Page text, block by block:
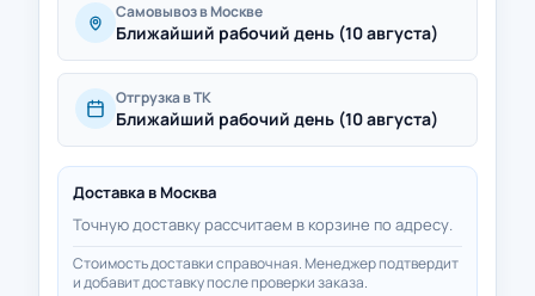
Самовывоз в Москве
Ближайший рабочий день (10 августа)
Отгрузка в ТК
Ближайший рабочий день (10 августа)
Доставка в Москва
Точную доставку рассчитаем в корзине по адресу.
Стоимость доставки справочная. Менеджер подтвердит
и добавит доставку после проверки заказа.